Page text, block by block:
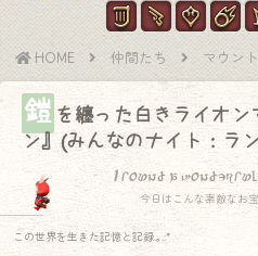
HOME 仲間たち マウント
鎧 を纏った白きライオ
ン』(みんなのナイト：ラ
I found a
今日はこんな素敵なお
この世界を生きた記憶と記録.｡.:*